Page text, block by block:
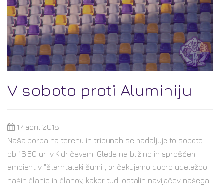
V soboto proti Aluminiju
17 april 2018
Naša borba na terenu in tribunah se nadaljuje to soboto
ob 16.50 uri v Kidričevem. Glede na bližino in sproščen
ambient v "šterntalski šumi", pričakujemo dobro udeležbo
naših članic in članov, kakor tudi ostalih navijačev našega